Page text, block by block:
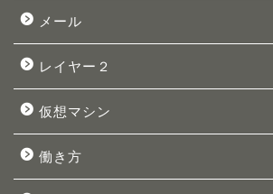
メール
レイヤー２
仮想マシン
働き方